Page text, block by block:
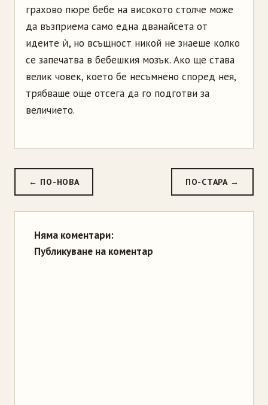
грахово пюре бебе на високото столче може
да възприема само една дванайсета от
идеите ѝ, но всъщност никой не знаеше колко
се запечатва в бебешкия мозък. Ако ще става
велик човек, което бе несъмнено според нея,
трябваше още отсега да го подготви за
величието.
← ПО-НОВА ПО-СТАРА →
Няма коментари:
Публикуване на коментар